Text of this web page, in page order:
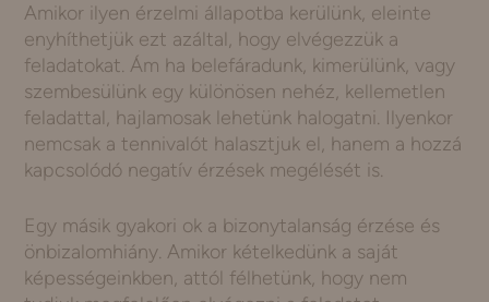
Amikor ilyen érzelmi állapotba kerülünk, eleinte
enyhíthetjük ezt azáltal, hogy elvégezzük a
feladatokat. Ám ha belefáradunk, kimerülünk, vagy
szembesülünk egy különösen nehéz, kellemetlen
feladattal, hajlamosak lehetünk halogatni. Ilyenkor
nemcsak a tennivalót halasztjuk el, hanem a hozzá
kapcsolódó negatív érzések megélését is.
Egy másik gyakori ok a bizonytalanság érzése és
önbizalomhiány. Amikor kételkedünk a saját
képességeinkben, attól félhetünk, hogy nem